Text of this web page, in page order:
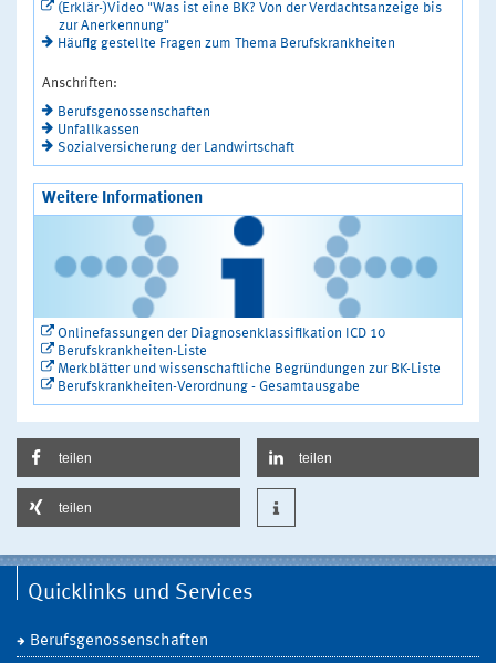
(Erklär-)Video "Was ist eine BK? Von der Verdachtsanzeige bis
zur Anerkennung"
Häufig gestellte Fragen zum Thema Berufskrankheiten
Anschriften:
Berufsgenossenschaften
Unfallkassen
Sozialversicherung der Landwirtschaft
Weitere Informationen
Onlinefassungen der Diagnosenklassifikation ICD 10
Berufskrankheiten-Liste
Merkblätter und wissenschaftliche Begründungen zur BK-Liste
Berufskrankheiten-Verordnung - Gesamtausgabe
teilen teilen
teilen
Quicklinks und Services
Berufsgenossenschaften